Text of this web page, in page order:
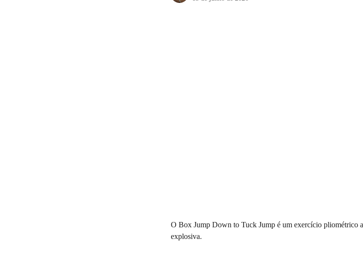
O Box Jump Down to Tuck Jump é um exercício pliométrico
explosiva.